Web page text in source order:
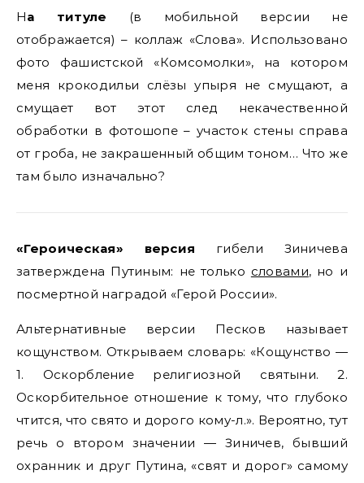
На титуле (в мобильной версии не
отображается) – коллаж «Слова». Использовано
фото фашистской «Комсомолки», на котором
меня крокодильи слёзы упыря не смущают, а
смущает вот этот след некачественной
обработки в фотошопе – участок стены справа
от гроба, не закрашенный общим тоном… Что же
там было изначально?
«Героическая» версия гибели Зиничева
затверждена Путиным: не только словами, но и
посмертной наградой «Герой России».
Альтернативные версии Песков называет
кощунством. Открываем словарь: «Кощунство —
1. Оскорбление религиозной святыни. 2.
Оскорбительное отношение к тому, что глубоко
чтится, что свято и дорого кому-л.». Вероятно, тут
речь о втором значении — Зиничев, бывший
охранник и друг Путина, «свят и дорог» самому